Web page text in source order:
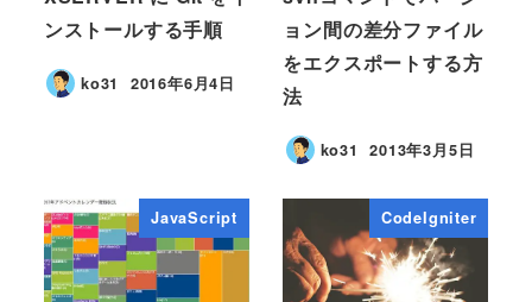
ンストールする手順
ko31 2016年6月4日
ョン間の差分ファイル
をエクスポートする方
法
ko31 2013年3月5日
JavaScript CodeIgniter